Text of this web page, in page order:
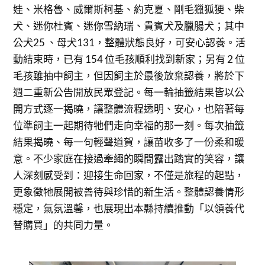
娃、米格魯、威爾斯柯基、約克夏、剛毛獵狐㹴、柴
犬、迷你杜賓、迷你雪納瑞、貴賓犬及臘腸犬；其中
公犬25 、母犬131，整體狀態良好，可安心認養。活
動結束時，已有 154 位毛孩順利找到新家；另有 2 位
毛孩雖抽中飼主，但因飼主於最後放棄認養，將於下
週二重新公告開放民眾登記。每一輪抽籤結果皆以公
開方式逐一揭曉，讓整體流程透明、安心，也陪著每
位準飼主一起期待牠們走向幸福的那一刻。每次抽籤
結果揭曉、每一句輕聲道賀，讓苗收多了一份柔和暖
意。不少家庭在接過牽繩的瞬間露出踏實的笑容，讓
人深刻感受到：迎接生命回家，不僅是旅程的起點，
更象徵牠展開被善待與珍惜的新生活。整體認養情形
穩定，氣氛溫馨，也展現出本縣持續推動「以領養代
替購買」的共同力量。